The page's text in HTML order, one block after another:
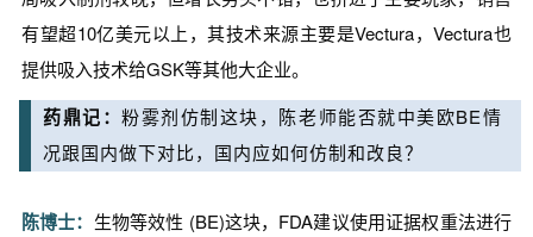
有望超10亿美元以上，其技术来源主要是Vectura，Vectura也
提供吸入技术给GSK等其他大企业。
药鼎记：粉雾剂仿制这块，陈老师能否就中美欧BE情
况跟国内做下对比，国内应如何仿制和改良？
陈博士： 生物等效性 (BE)这块，FDA建议使用证据权重法进行